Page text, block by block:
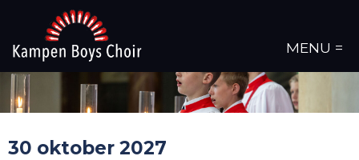
MENU =
30 oktober 2027